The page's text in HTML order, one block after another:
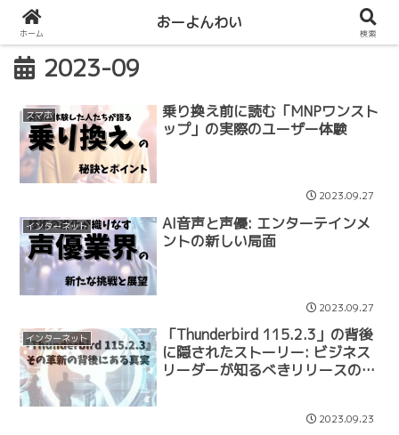
2023-09
スマホ
乗り換え前に読む「MNPワンスト
ップ」の実際のユーザー体験
2023.09.27
インターネット
AI音声と声優: エンターテインメ
ントの新しい局面
2023.09.27
インターネット
「Thunderbird 115.2.3」の背後
に隠されたストーリー: ビジネス
リーダーが知るべきリリースの背
2023.09.23
ホーム
おーよんわい
検索